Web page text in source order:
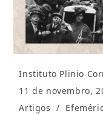
Autor
post:
Instituto Plinio
Post
11 de novembro,
Categoria
Artigos /